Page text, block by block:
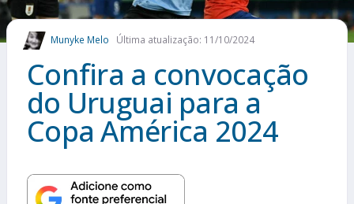
COMO APOSTAR
MAIS ESPORTES
Munyke Melo Última atualização: 11/10/2024
Confira a convocação
do Uruguai para a
Copa América 2024